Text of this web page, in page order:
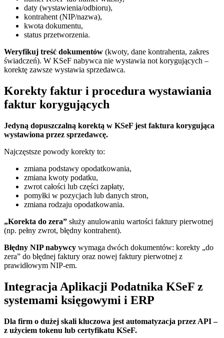
daty (wystawienia/odbioru),
kontrahent (NIP/nazwa),
kwota dokumentu,
status przetworzenia.
Weryfikuj treść dokumentów (kwoty, dane kontrahenta, zakres
świadczeń). W KSeF nabywca nie wystawia not korygujących –
korektę zawsze wystawia sprzedawca.
Korekty faktur i procedura wystawiania
faktur korygujących
Jedyną dopuszczalną korektą w KSeF jest faktura korygująca
wystawiona przez sprzedawcę.
Najczęstsze powody korekty to:
zmiana podstawy opodatkowania,
zmiana kwoty podatku,
zwrot całości lub części zapłaty,
pomyłki w pozycjach lub danych stron,
zmiana rodzaju opodatkowania.
„Korekta do zera” służy anulowaniu wartości faktury pierwotnej
(np. pełny zwrot, błędny kontrahent).
Błędny NIP nabywcy wymaga dwóch dokumentów: korekty „do
zera” do błędnej faktury oraz nowej faktury pierwotnej z
prawidłowym NIP-em.
Integracja Aplikacji Podatnika KSeF z
systemami księgowymi i ERP
Dla firm o dużej skali kluczowa jest automatyzacja przez API –
z użyciem tokenu lub certyfikatu KSeF.